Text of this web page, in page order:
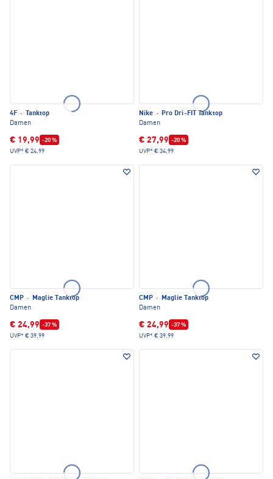
4F ·
Tanktop
Damen
€ 19,99 -20 %
UVP* € 24,99
Nike · Pro Dri-FIT Tanktop
Damen
€ 27,99 -20 %
UVP* € 34,99
CMP ·
Maglie Tanktop
Damen
€ 24,99 -37 %
UVP* € 39,99
CMP ·
Maglie Tanktop
Damen
€ 24,99 -37 %
UVP* € 39,99